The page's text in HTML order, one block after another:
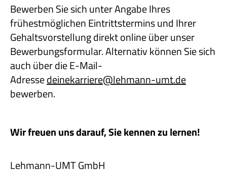
Bewerben Sie sich unter Angabe Ihres
frühestmöglichen Eintrittstermins und Ihrer
Gehaltsvorstellung direkt online über unser
Bewerbungsformular. Alternativ können Sie sich
auch über die E-Mail-
Adressedeinekarriere@lehmann-umt.de
bewerben.
Wir freuen uns darauf, Sie kennen zu lernen!
Lehmann-UMT GmbH